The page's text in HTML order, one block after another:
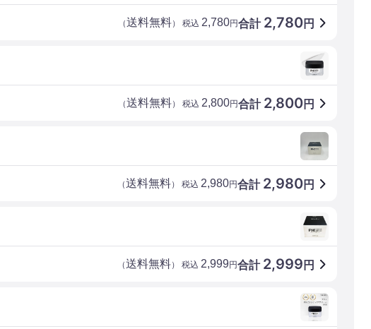
合計 2,780円
（送料無料） 税込 2,780円
合計 2,800円
（送料無料） 税込 2,800円
合計 2,980円
（送料無料） 税込 2,980円
合計 2,999 円
（送料無料） 税込 2,999円